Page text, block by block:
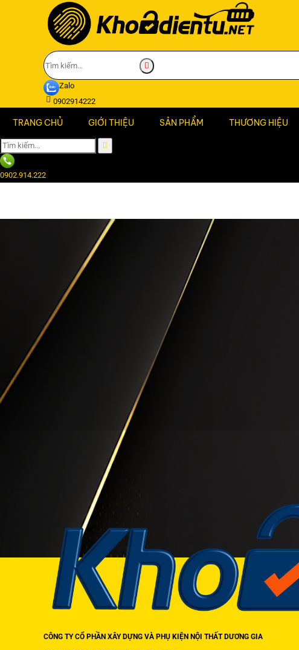
Zalo
0902914222
TRANG CHỦ GIỚI THIỆU SẢN PHẨM THƯƠNG HIỆU
0902.914.222
CÔNG TY CỔ PHẦN XÂY DỰNG VÀ PHỤ KIỆN NỘI THẤT DƯƠNG GIA